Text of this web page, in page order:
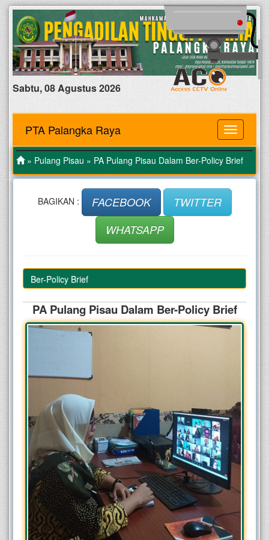
Sabtu, 08 Agustus 2026
MENU
PTA Palangka Raya
» Pulang Pisau » PA Pulang Pisau Dalam Ber-Policy Brief
BAGIKAN : FACEBOOK
TWITTER
WHATSAPP
Ber-Policy Brief
PA Pulang Pisau Dalam Ber-Policy Brief